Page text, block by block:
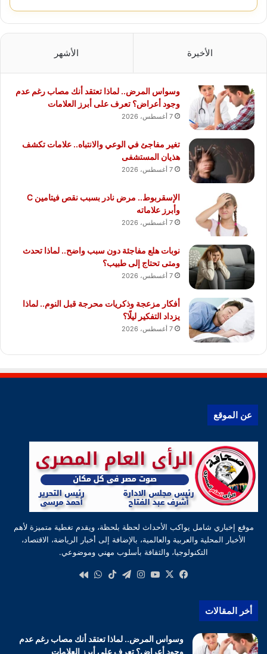
الأخيرة الأشهر
وسواس المرض.. لماذا تعتقد أنك مصاب رغم عدم
وجود أعراض؟ تعرف على أبرز العلامات
7 أغسطس، 2026
تغير مفاجئ في الوعي والانتباه.. علامات تكشف
هذيان المستشفى
7 أغسطس، 2026
الإسقربوط.. مرض نادر بسبب نقص فيتامين C
وأبرز علاماته
7 أغسطس، 2026
نوبات هلع مفاجئة دون سبب واضح.. لماذا تحدث
ومتى تحتاج إلى طبيب؟
7 أغسطس، 2026
أفكار مزعجة وذكريات محرجة قبل النوم.. لماذا
يزداد التفكير ليلًا؟
7 أغسطس، 2026
عن الموقع
موقع إخباري شامل يواكب الأحداث لحظة بلحظة، ويقدم تغطية متميزة لأهم
الأخبار المحلية والعربية والعالمية، بالإضافة إلى أخبار الرياضة، الاقتصاد،
التكنولوجيا، والثقافة بأسلوب مهني وموضوعي.
فيسبوك
‫X
‫YouTube
انستقرام
تيلقرام‫TikTokواتساب
أخر المقالات
وسواس المرض.. لماذا تعتقد أنك مصاب رغم عدم
وجود أعراض؟ تعرف على أبرز العلامات